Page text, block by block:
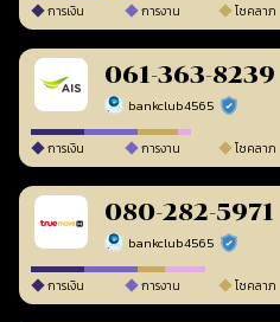
การเงิน การงาน โชคลาภ
061-363-8239
bankclub4565 ร้านยืนยันแล้ว
การเงิน การงาน โชคลาภ
080-282-5971
bankclub4565 ร้านยืนยันแล้ว
การเงิน การงาน โชคลาภ